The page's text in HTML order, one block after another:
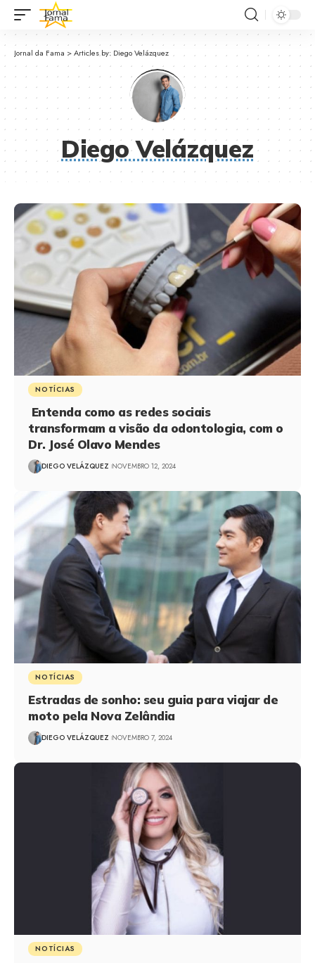
Jornal da Fama >Articles by: Diego Velázquez
Diego Velázquez
NOTÍCIAS
Entenda como as redes sociais
transformam a visão da odontologia, com o
Dr. José Olavo Mendes
DIEGO VELÁZQUEZ NOVEMBRO 12, 2024
NOTÍCIAS
Estradas de sonho: seu guia para viajar de
moto pela Nova Zelândia
DIEGO VELÁZQUEZ NOVEMBRO 7, 2024
NOTÍCIAS